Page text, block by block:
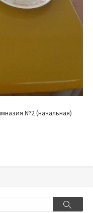
№2 (начальная)
Поиск